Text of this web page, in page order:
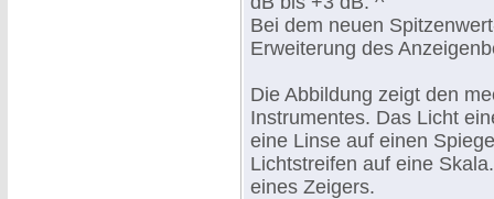
Bei dem neuen
Erweiterung des
Die Abbildung zeigt den
Instrumentes. Das Licht
eine Linse auf einen
Lichtstreifen auf eine
eines Zeigers.